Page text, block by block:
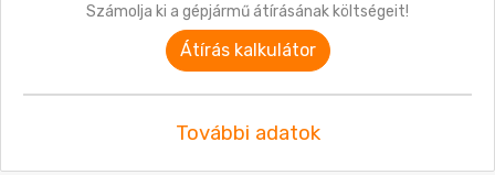
Számolja ki a gépjármű átírásának költségeit!
Átírás kalkulátor
További adatok